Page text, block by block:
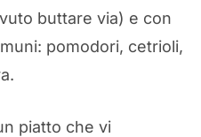
buttare via) e con
pomodori, cetrioli,
piatto che vi